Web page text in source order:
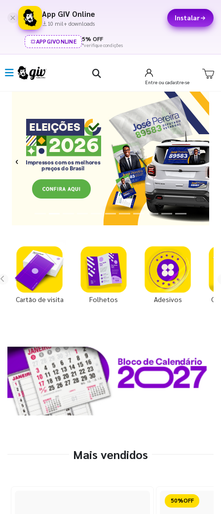
App GIV Online
10 mil+ downloads
Instalar
APPGIVONLINE 5% OFF
*verifique condições
Entre ou cadastre-se
Previous Next
Cartão de visita Folhetos Adesivos
Mais vendidos
Reduzido